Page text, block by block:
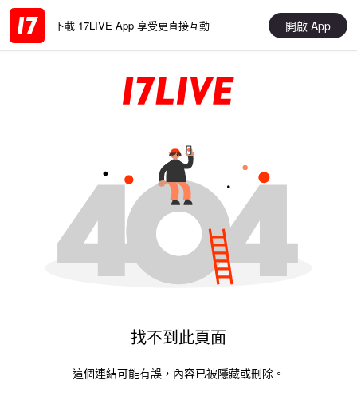
下載 17LIVE App 享受更直接互動 開啟 App
找不到此頁面
這個連結可能有誤，內容已被隱藏或刪除。